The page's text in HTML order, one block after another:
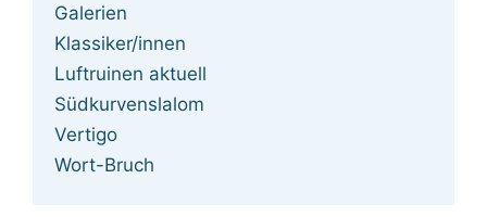
Galerien
Klassiker/innen
Luftruinen aktuell
Südkurvenslalom
Vertigo
Wort-Bruch